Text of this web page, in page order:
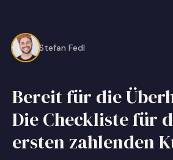
Stefan Fedl
Bereit für die
Die Checkliste für
ersten zahlenden